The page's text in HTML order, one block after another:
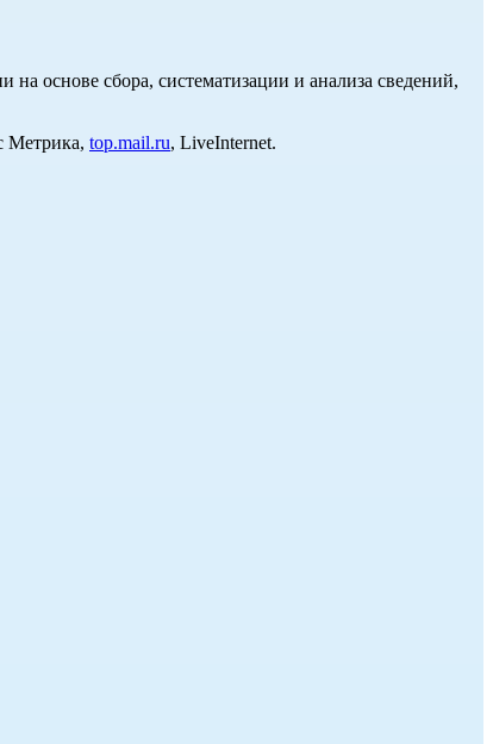
основе сбора, систематизации и анализа сведений,
Метрика, top.mail.ru, LiveInternet.